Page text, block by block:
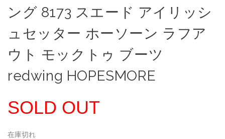
ング 8173 スエード アイリッシ
ュセッター ホーソーン ラフア
ウト モックトゥ ブーツ
redwing HOPESMORE
SOLD OUT
在庫切れ